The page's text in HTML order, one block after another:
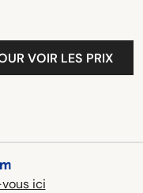
VOIR LES PRIX
ici